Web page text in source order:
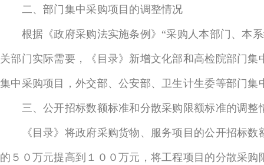
二、部门集中采购项目的调整情况
根据《政府采购法实施条例》“采购人本部门、本系
关部门实际需要，《目录》新增文化部和高检院部门
集中采购项目，外交部、公安部、卫生计生委等部门集
三、公开招标数额标准和分散采购限额标准的调整
《目录》将政府采购货物、服务项目的公开招标数
的５０万元提高到１００万元，将工程项目的分散采